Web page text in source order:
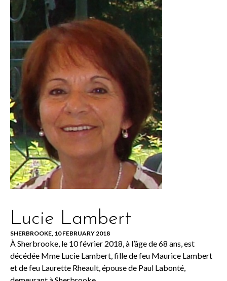
Lucie Lambert
SHERBROOKE, 10 FEBRUARY 2018
À Sherbrooke, le 10 février 2018, à l’âge de 68 ans, est
décédée Mme Lucie Lambert, fille de feu Maurice Lambert
et de feu Laurette Rheault, épouse de Paul Labonté,